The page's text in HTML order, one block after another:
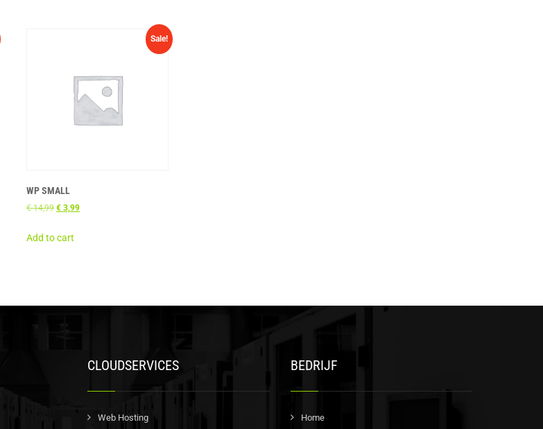
Sale!
WP SMALL
€14,99 € 3,99
Add to cart
CLOUDSERVICES
Web Hosting
BEDRIJF
Home